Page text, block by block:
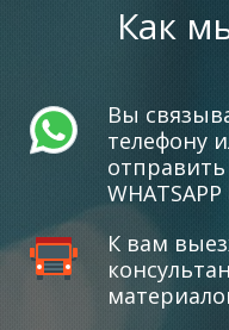
Как
Вы
телефону
К вам